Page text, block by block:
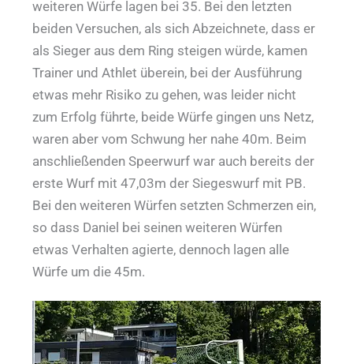
weiteren Würfe lagen bei 35. Bei den letzten
beiden Versuchen, als sich Abzeichnete, dass er
als Sieger aus dem Ring steigen würde, kamen
Trainer und Athlet überein, bei der Ausführung
etwas mehr Risiko zu gehen, was leider nicht
zum Erfolg führte, beide Würfe gingen uns Netz,
waren aber vom Schwung her nahe 40m. Beim
anschließenden Speerwurf war auch bereits der
erste Wurf mit 47,03m der Siegeswurf mit PB.
Bei den weiteren Würfen setzten Schmerzen ein,
so dass Daniel bei seinen weiteren Würfen
etwas Verhalten agierte, dennoch lagen alle
Würfe um die 45m.